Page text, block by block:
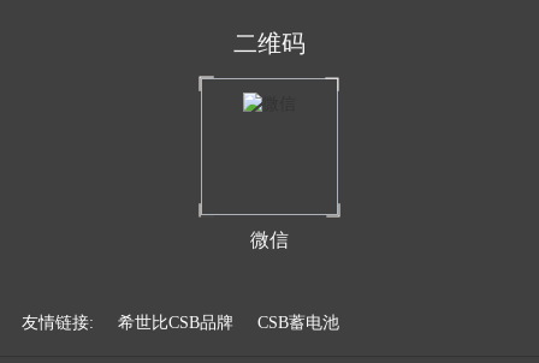
二维码
微信
友情链接: 希世比CSB品牌 CSB蓄电池